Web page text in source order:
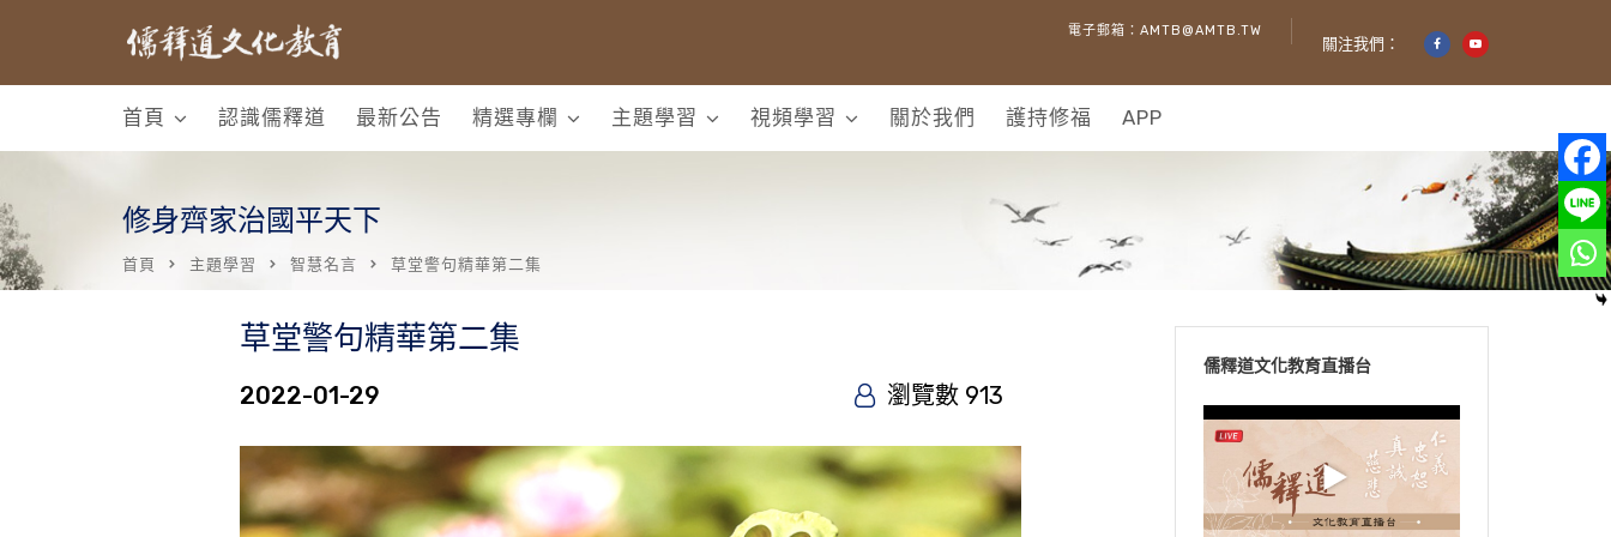
電子郵箱：AMTB@AMTB.TW
關注我們：
首頁 認識儒釋道 最新公告 精選專欄 主題學習 視頻學習 關於我們 護持修福 APP
修身齊家治國平天下
首頁 主題學習 智慧名言 草堂警句精華第二集
草堂警句精華第二集
2022-01-29 瀏覽數 913
儒釋道文化教育直播台